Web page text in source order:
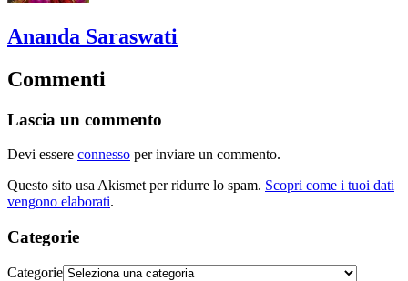
Ananda Saraswati
Commenti
Lascia un commento
Devi essere connesso per inviare un commento.
Questo sito usa Akismet per ridurre lo spam. Scopri come i tuoi dati
vengono elaborati.
Categorie
Categorie